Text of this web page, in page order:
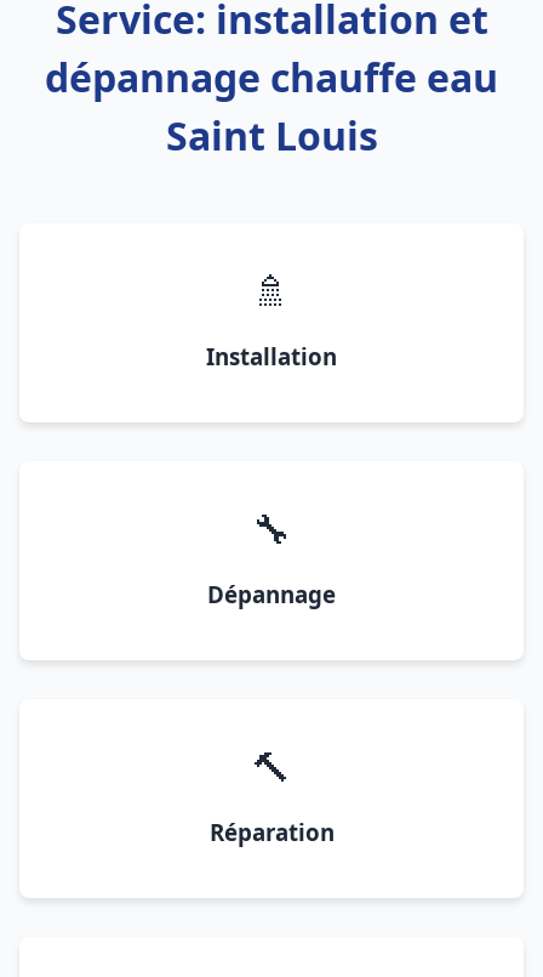
Service: installation et
dépannage chauffe eau
Saint Louis
🚿
Installation
🔧
Dépannage
🔨
Réparation